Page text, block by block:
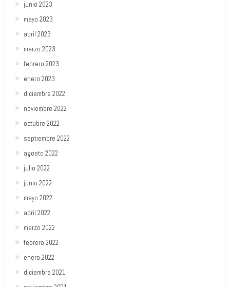
junio 2023
mayo 2023
abril 2023
marzo 2023
febrero 2023
enero 2023
diciembre 2022
noviembre 2022
octubre 2022
septiembre 2022
agosto 2022
julio 2022
junio 2022
mayo 2022
abril 2022
marzo 2022
febrero 2022
enero 2022
diciembre 2021